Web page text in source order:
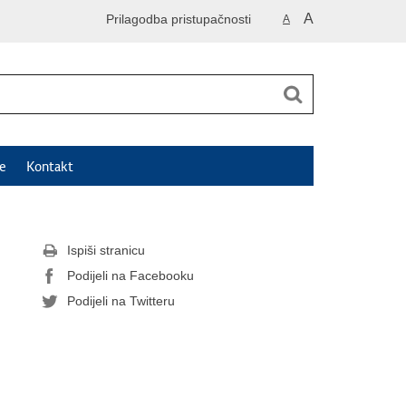
A A
Prilagodba pristupačnosti
Kontakt
Ispiši stranicu
Podijeli na Facebooku
Podijeli na Twitteru